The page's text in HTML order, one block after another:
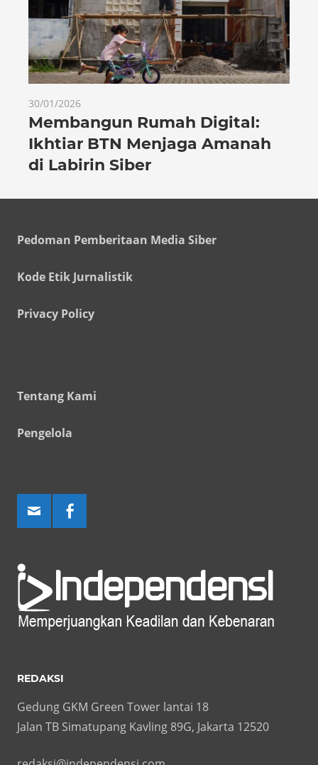
30/01/2026
Membangun Rumah Digital:
Ikhtiar BTN Menjaga Amanah
di Labirin Siber
Pedoman Pemberitaan Media Siber
Kode Etik Jurnalistik
Privacy Policy
Tentang Kami
Pengelola
REDAKSI
Gedung GKM Green Tower lantai 18
Jalan TB Simatupang Kavling 89G, Jakarta 12520